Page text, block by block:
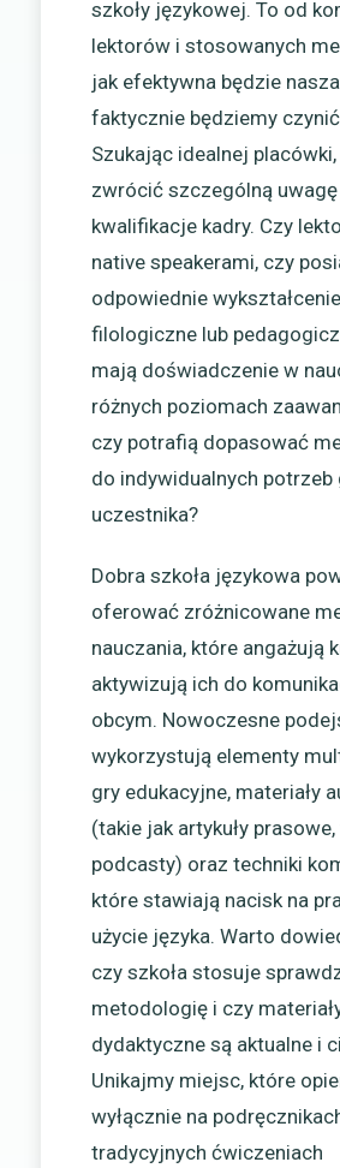
szkoły językowej. To od
lektorów i stosowanych
jak efektywna będzie
faktycznie będziemy
Szukając idealnej
zwrócić szczególną uwagę
kwalifikacje kadry. Czy
native speakerami, czy
odpowiednie wykształcenie
filologiczne lub
mają doświadczenie w
różnych poziomach
czy potrafią dopasować
do indywidualnych potrzeb
uczestnika?
Dobra szkoła językowa
oferować zróżnicowane
nauczania, które angażują
aktywizują ich do
obcym. Nowoczesne
wykorzystują elementy
gry edukacyjne, materiały
(takie jak artykuły
podcasty) oraz techniki
które stawiają nacisk na
użycie języka. Warto
czy szkoła stosuje
metodologię i czy
dydaktyczne są aktualne i
Unikajmy miejsc, które
wyłącznie na
tradycyjnych ćwiczeniach